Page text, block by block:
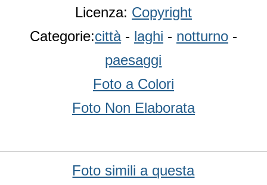
Licenza: Copyright
Categorie:città- laghi - notturno -
paesaggi
Foto a Colori
Foto Non Elaborata
Foto simili a questa